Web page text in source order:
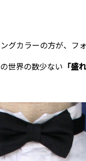
グカラーの方が、フ
世界の数少ない 「盛